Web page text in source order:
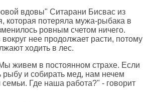
вдовы" Ситарани Бисвас из
которая потеряла мужа-рыбака в
ровным счетом ничего.
нее продолжает расти, потому
ходить в лес.
живем в постоянном страхе. Если
и собирать мед, нам нечем
семьи. Где наша работа?" - говорит